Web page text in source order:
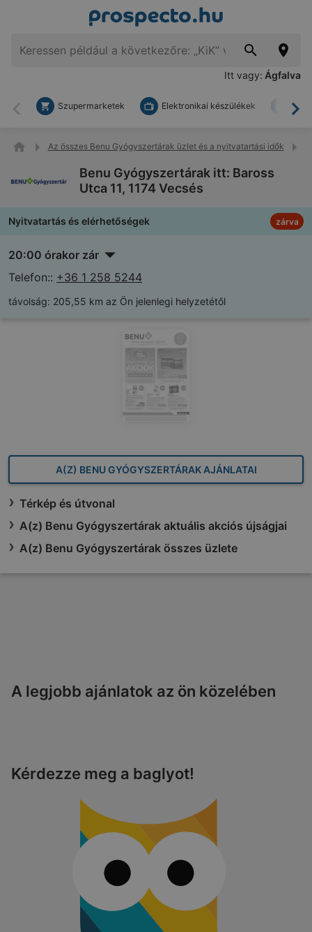
Itt vagy: Ágfalva
Vissza
Szupermarketek Elektronikai készülékek
Az összes Benu Gyógyszertárak üzlet és a nyitvatartási idők
Benu Gyógyszertárak itt: Baross
Utca 11, 1174 Vecsés
Nyitvatartás és elérhetőségek zárva
20:00 órakor zár
Telefon:: +36 1 258 5244
távolság: 205,55 km az Ön jelenlegi helyzetétől
A(Z) BENU GYÓGYSZERTÁRAK AJÁNLATAI
Térkép és útvonal
A(z) Benu Gyógyszertárak aktuális akciós újságjai
A(z) Benu Gyógyszertárak összes üzlete
A legjobb ajánlatok az ön közelében
Kérdezze meg a baglyot!